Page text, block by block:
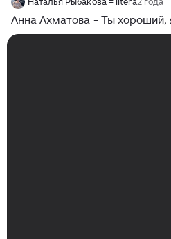
Анна Ахматова - Ты хороший,